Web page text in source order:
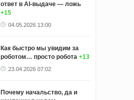
ответ в AI-выдаче — ложь
+15
04.05.2026 13:00
Как быстро мы увидим за
роботом… просто робота +13
23.04.2026 07:02
Почему начальство, да и